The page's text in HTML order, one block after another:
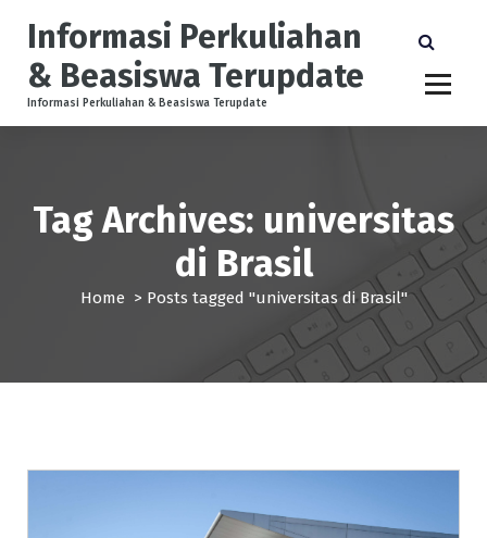
o
Informasi Perkuliahan
& Beasiswa Terupdate
Informasi Perkuliahan & Beasiswa Terupdate
Tag Archives: universitas
di Brasil
Home > Posts tagged "universitas di Brasil"